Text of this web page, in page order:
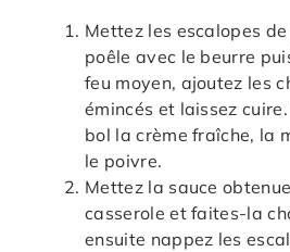
Mettez les escalopes
poêle avec le beurre
feu moyen, ajoutez les
émincés et laissez
bol la crème fraîche, la
le poivre.
Mettez la sauce
casserole et faites-la
ensuite nappez les